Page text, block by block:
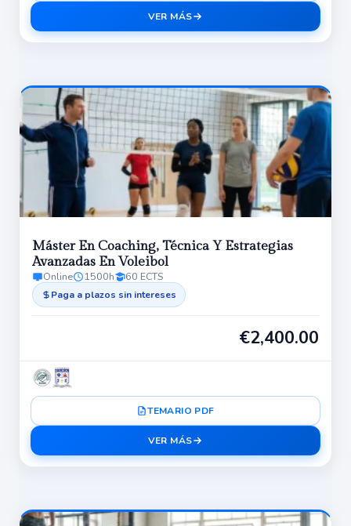
VER MÁS
Máster En Coaching, Técnica Y Estrategias
Avanzadas En Voleibol
Online 1500h 60 ECTS
Paga a plazos sin intereses
€2,400.00
TEMARIO PDF
VER MÁS